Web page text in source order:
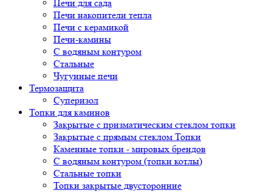
Печи для сада
Печи накопители тепла
Печи с керамикой
Печи-камины
С водяным контуром
Стальные
Чугунные печи
Термозащита
Суперизол
Топки для каминов
Закрытые с призматическим стеклом топки
Закрытые с прямым стеклом Топки
Каменные топки - мировых брендов
С водяным контуром (топки котлы)
Стальные топки
Топки закрытые двусторонние